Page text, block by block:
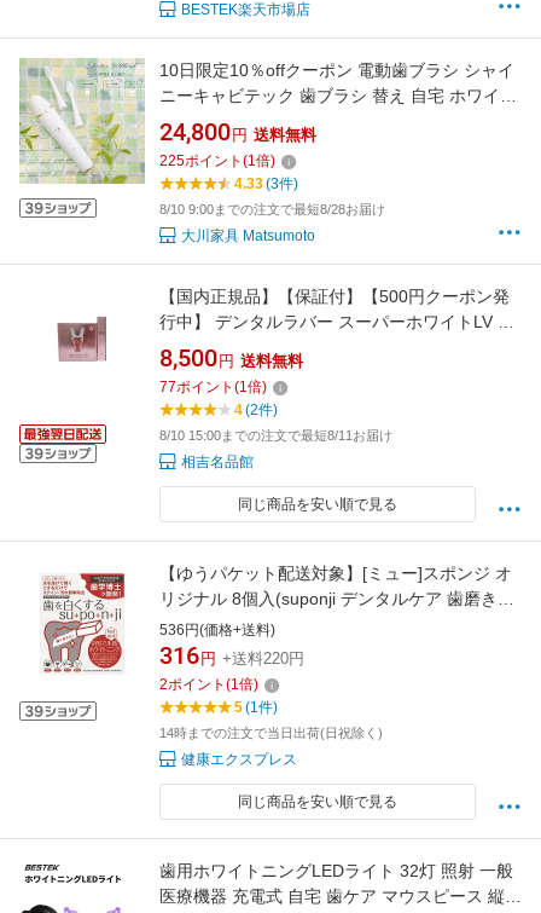
BESTEK楽天市場店
10日限定10％offクーポン 電動歯ブラシ シャイ
ニーキャビテック 歯ブラシ 替え 自宅 ホワイト
ニング 歯茎磨き 口臭対策 美顔器 超音波振動 密
集極細毛ブラッシング シリコン 充電式 ステイ
ン除去 ヤニ汚れ除去 舌歯ブラシ 超音波 イオン
24,800 円 送料無料
225ポイント (1倍)
4.33(3件)
8/10 9:00までの注文で最短8/28お届け
大川家具 Matsumoto
【国内正規品】【保証付】【500円クーポン発
行中】 デンタルラバー スーパーホワイトLV 本
体＋ゲル1本セット 【全国送料無料 年中無
休】【ラッピング対応】
8,500 円 送料無料
77ポイント (1倍)
4(2件)
8/10 15:00までの注文で最短8/11お届け
相吉名品館
同じ商品を安い順で見る
【ゆうパケット配送対象】[ミュー]スポンジ オ
リジナル 8個入(suponji デンタルケア 歯磨きス
ポンジ )(ポスト投函 追跡ありメール便)
536円(価格+送料)
316 円 +送料220円
2ポイント (1倍)
5(1件)
14時までの注文で当日出荷(日祝除く)
健康エクスプレス
同じ商品を安い順で見る
歯用ホワイトニングLEDライト 32灯 照射 一般
医療機器 充電式 自宅 歯ケア マウスピース 縦置